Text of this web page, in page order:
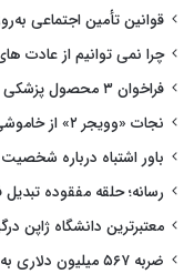
قوانین تأمین اجتماعی
چرا نمی توانیم از عادت
فراخوان ۳ محصول پزشکی و دارویی به دلیل خطرهای کیفی و ایمنی
نجات «وویجر ۲» از خاموشی؛ تدبیر ناسا برای حفظ کاوشگر ۴۸ ساله
باور اشتباه درباره
رسانه؛ حلقه مفقوده
معتبرترین دانشگاه ژاپن
ضربه ۵۶۷ میلیون دلاری به متا؛ اینستاگرام زیر تیغ دادگاه